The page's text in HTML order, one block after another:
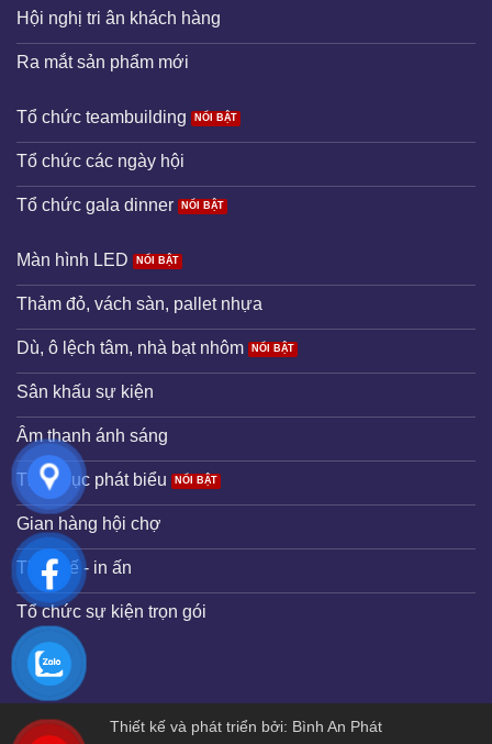
Hội nghị tri ân khách hàng
Ra mắt sản phẩm mới
Tổ chức teambuilding
Tổ chức các ngày hội
Tổ chức gala dinner
Màn hình LED
Thảm đỏ, vách sàn, pallet nhựa
Dù, ô lệch tâm, nhà bạt nhôm
Sân khấu sự kiện
Âm thanh ánh sáng
Thuê bục phát biểu
Gian hàng hội chợ
Thiết kế - in ấn
Tổ chức sự kiện trọn gói
Thiết kế và phát triển bởi: Bình An Phát